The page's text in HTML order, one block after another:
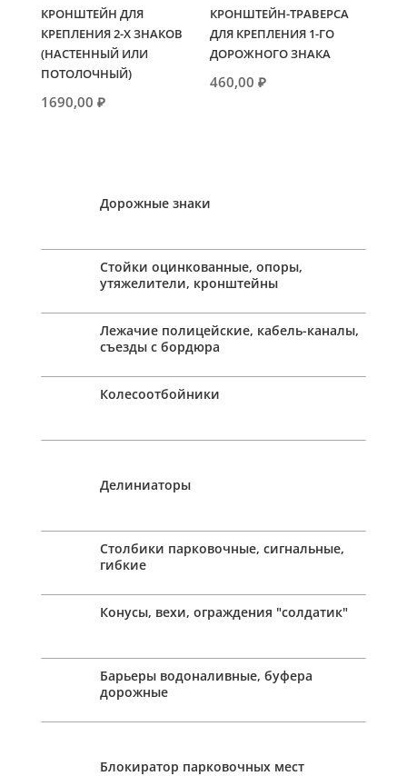
КРОНШТЕЙН ДЛЯ
КРЕПЛЕНИЯ 2-Х ЗНАКОВ
(НАСТЕННЫЙ ИЛИ
ПОТОЛОЧНЫЙ)
1690,00 ₽
КРОНШТЕЙН-ТРАВЕРСА
ДЛЯ КРЕПЛЕНИЯ 1-ГО
ДОРОЖНОГО ЗНАКА
460,00₽
Дорожные знаки
Стойки оцинкованные, опоры,
утяжелители, кронштейны
Лежачие полицейские, кабель-каналы,
съезды с бордюра
Колесоотбойники
Делиниаторы
Столбики парковочные, сигнальные,
гибкие
Конусы, вехи, ограждения "солдатик"
Барьеры водоналивные, буфера
дорожные
Блокиратор парковочных мест